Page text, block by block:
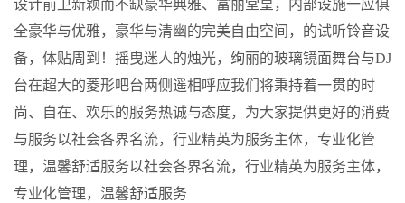
设计前卫新颖而不缺豪华典雅、富丽堂皇，内部设施一应俱
全豪华与优雅，豪华与清幽的完美自由空间，的试听铃音设
备，体贴周到！摇曳迷人的烛光，绚丽的玻璃镜面舞台与DJ
台在超大的菱形吧台两侧遥相呼应我们将秉持着一贯的时
尚、自在、欢乐的服务热诚与态度，为大家提供更好的消费
与服务以社会各界名流，行业精英为服务主体，专业化管
理，温馨舒适服务以社会各界名流，行业精英为服务主体，
专业化管理，温馨舒适服务